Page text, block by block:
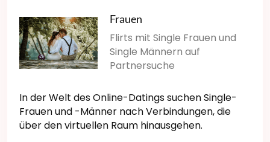
Frauen
Flirts mit Single Frauen und
Single Männern auf
Partnersuche
In der Welt des Online-Datings suchen Single-
Frauen und -Männer nach Verbindungen, die
über den virtuellen Raum hinausgehen.